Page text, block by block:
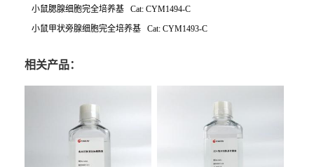
小鼠腮腺细胞完全培养基 Cat: CYM1494-C
小鼠甲状旁腺细胞完全培养基 Cat: CYM1493-C
相关产品：